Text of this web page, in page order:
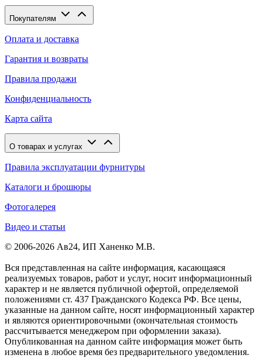
Покупателям
Оплата и доставка
Гарантия и возвраты
Правила продажи
Конфиденциальность
Карта сайта
О товарах и услугах
Правила эксплуатации фурнитуры
Каталоги и брошюры
Фотогалерея
Видео и статьи
© 2006-2026 Ав24, ИП Ханенко М.В.
Вся представленная на сайте информация, касающаяся
реализуемых товаров, работ и услуг, носит информационный
характер и не является публичной офертой, определяемой
положениями ст. 437 Гражданского Кодекса РФ. Все цены,
указанные на данном сайте, носят информационный характер
и являются ориентировочными (окончательная стоимость
рассчитывается менеджером при оформлении заказа).
Опубликованная на данном сайте информация может быть
изменена в любое время без предварительного уведомления.